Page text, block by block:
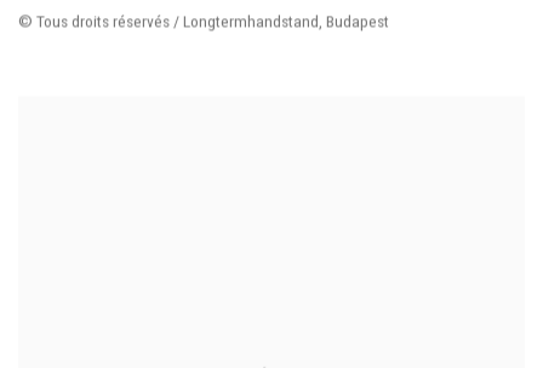
© Tous droits réservés / Longtermhandstand, Budapest